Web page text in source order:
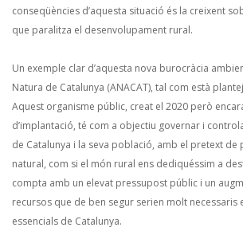
conseqüències d’aquesta situació és la creixent
que paralitza el desenvolupament rural.
Un exemple clar d’aquesta nova burocràcia
Natura de Catalunya (ANACAT), tal com està
Aquest organisme públic, creat el 2020 però
d’implantació, té com a objectiu governar i
de Catalunya i la seva població, amb el pretext
natural, com si el món rural ens dediquéssim a
compta amb un elevat pressupost públic i un
recursos que de ben segur serien molt necessaris
essencials de Catalunya.